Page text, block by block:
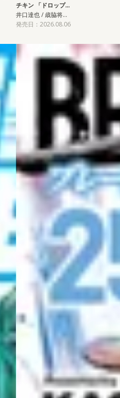
チキン 「ドロップ…
井口達也 / 歳脇将…
発売日：2026.08.06